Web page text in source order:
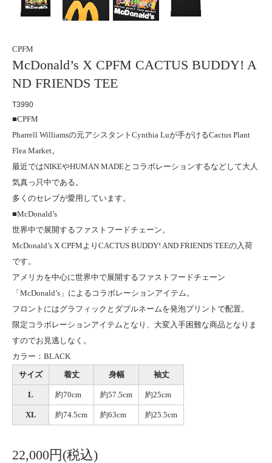
CPFM
McDonald’s X CPFM CACTUS BUDDY! A
ND FRIENDS TEE
T3990
■CPFM
Pharrell Williamsの元アシスタントCynthia Luが手がけるCactus Plant
Flea Market。
最近ではNIKEやHUMAN MADEとコラボレーションするなどして大人
気真っ只中である。
多くのセレブが愛用しています。
■McDonald’s
世界中で展開するファストフードチェーン。
McDonald’s X CPFMよりCACTUS BUDDY! AND FRIENDS TEEの入荷
です。
アメリカを中心に世界中で展開するファストフードチェーン
「McDonald’s」によるコラボレーションアイテム。
フロントにはグラフィックとダブルネームを発泡プリントで配置。
限定コラボレーションアイテムとなり、大変入手困難な商品となりま
すのでお見逃しなく。
カラー：BLACK
サイズ
着丈 身幅 袖丈
L 約70cm 約57.5cm 約25cm
XL 約74.5cm 約63cm 約25.5cm
22,000円(税込)